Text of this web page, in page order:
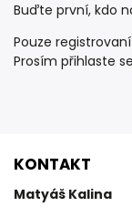
Buďte první, kdo
Pouze
Prosím přihlaste se
KONTAKT
Matyáš Kalina